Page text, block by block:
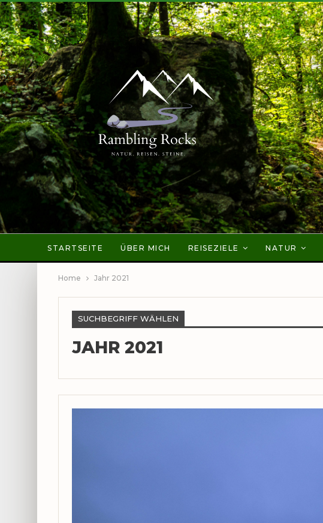
STARTSEITE ÜBER MICH REISEZIELE NATUR
Home Jahr 2021
SUCHBEGRIFF WÄHLEN
JAHR 2021